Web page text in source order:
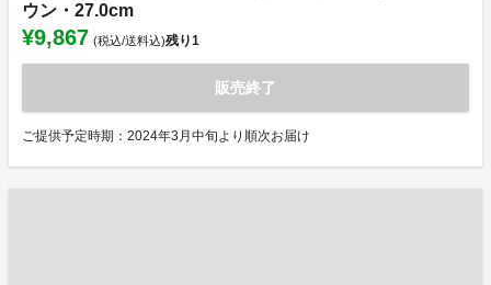
ウン・27.0cm
¥9,867 (税込/送料込)残り1
販売終了
ご提供予定時期：2024年3月中旬より順次お届け